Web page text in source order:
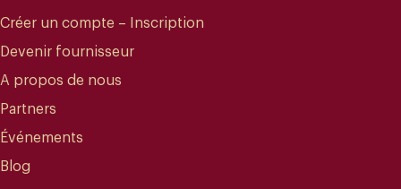
Nicaragua
Créer un compte – Inscription
Devenir fournisseur
A propos de nous
Partners
Événements
Blog